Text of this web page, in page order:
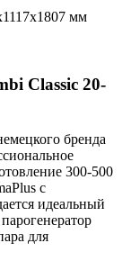
мм
Classic 20-
бренда
300-500
с
идеальный
для